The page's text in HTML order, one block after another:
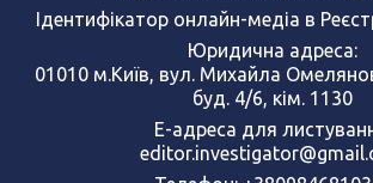
Ідентифікатор онлайн-медіа в
Юридична адреса:
01010 м.Київ, вул. Михайла
буд. 4/6, кім. 1130
Е-адреса для